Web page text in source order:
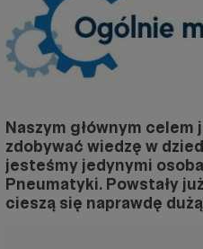
Naszym głównym
zdobywać wiedzę w
jesteśmy jedynymi
Pneumatyki. Powstały
cieszą się naprawdę